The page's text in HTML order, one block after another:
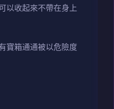
以收起來不帶在身上
寶箱通通被以危險度